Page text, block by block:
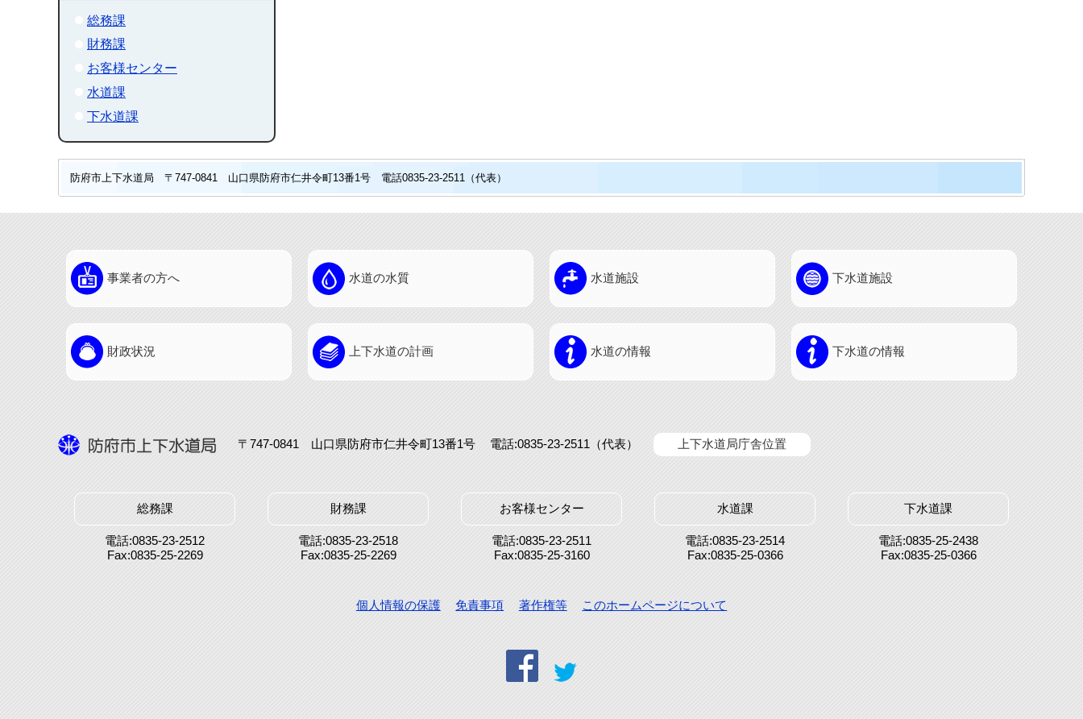
総務課
財務課
お客様センター
水道課
下水道課
防府市上下水道局 〒747-0841 山口県防府市仁井令町13番1号 電話0835-23-2511（代表）
事業者の方へ 水道の水質 水道施設 下水道施設
財政状況 上下水道の計画 水道の情報 下水道の情報
〒747-0841 山口県防府市仁井令町13番1号 電話:0835-23-2511（代表） 上下水道局庁舎位置
総務課
電話:0835-23-2512
Fax:0835-25-2269
財務課
電話:0835-23-2518
Fax:0835-25-2269
お客様センター
電話:0835-23-2511
Fax:0835-25-3160
水道課
電話:0835-23-2514
Fax:0835-25-0366
下水道課
電話:0835-25-2438
Fax:0835-25-0366
個人情報の保護 免責事項 著作権等 このホームページについて